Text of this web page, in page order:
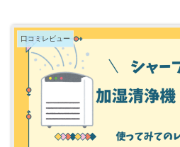
口コミレビュー